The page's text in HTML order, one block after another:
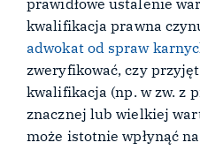
prawidłowe ustalenie
kwalifikacja prawna
adwokat od spraw
zweryfikować, czy
kwalifikacja (np. w zw. z
znacznej lub wielkiej
może istotnie wpłynąć